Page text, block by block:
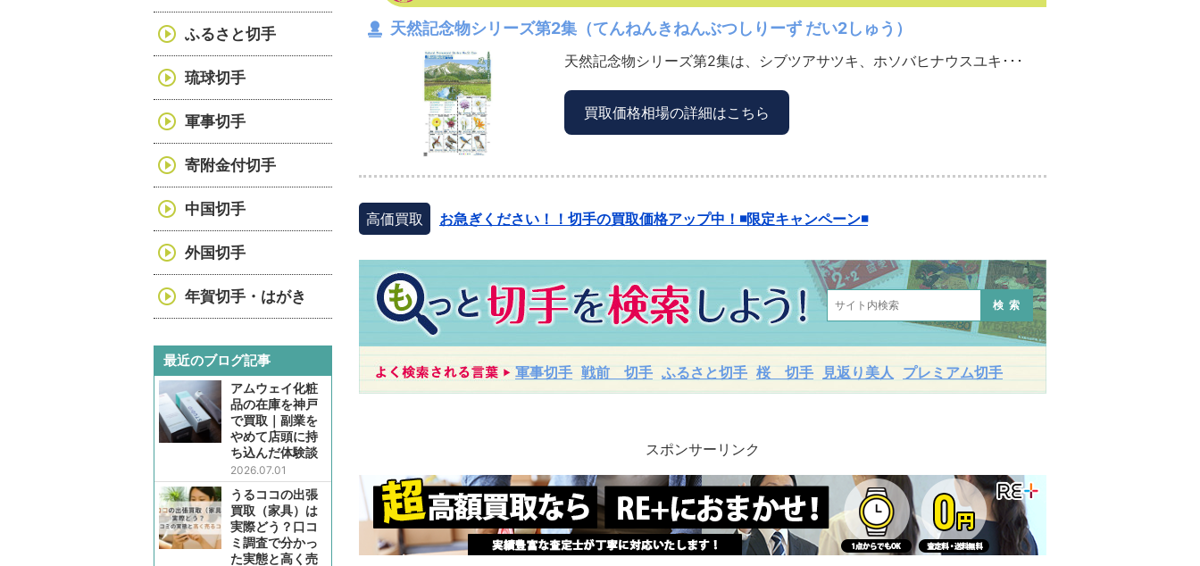
天然記念物シリーズ第2集（てんねんきねんぶつしりーず だい2しゅう）
天然記念物シリーズ第2集は、シブツアサツキ、ホソバヒナウスユキ･･･
買取価格相場の詳細はこちら
高価買取 お急ぎください！！切手の買取価格アップ中！◾️限定キャンペーン◾️
検索
軍事切手 戦前 切手 ふるさと切手 桜 切手 見返り美人 プレミアム切手
スポンサーリンク
ふるさと切手
琉球切手
軍事切手
寄附金付切手
中国切手
外国切手
年賀切手・はがき
最近のブログ記事
アムウェイ化粧
品の在庫を神戸
で買取｜副業を
やめて店頭に持
ち込んだ体験談
2026.07.01
うるココの出張
買取（家具）は
実際どう？口コ
ミ調査で分かっ
た実態と高く売